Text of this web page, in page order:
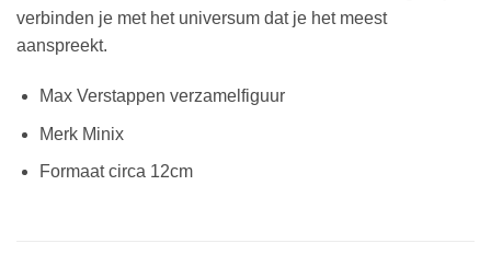
verbinden je met het universum dat je het meest
aanspreekt.
Max Verstappen verzamelfiguur
Merk Minix
Formaat circa 12cm